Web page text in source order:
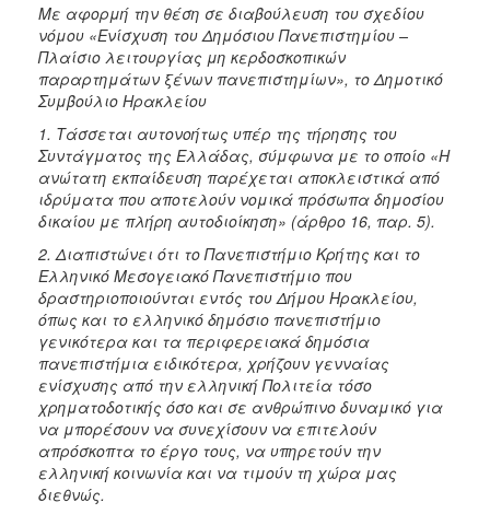
Με αφορμή την θέση σε διαβούλευση του σχεδίου
νόμου «Ενίσχυση του Δημόσιου Πανεπιστημίου –
Πλαίσιο λειτουργίας μη κερδοσκοπικών
παραρτημάτων ξένων πανεπιστημίων», το Δημοτικό
Συμβούλιο Ηρακλείου
1. Τάσσεται αυτονοήτως υπέρ της τήρησης του
Συντάγματος της Ελλάδας, σύμφωνα με το οποίο «H
ανώτατη εκπαίδευση παρέχεται αποκλειστικά από
ιδρύματα που αποτελούν νομικά πρόσωπα δημοσίου
δικαίου με πλήρη αυτοδιοίκηση» (άρθρο 16, παρ. 5).
2. Διαπιστώνει ότι το Πανεπιστήμιο Κρήτης και το
Ελληνικό Μεσογειακό Πανεπιστήμιο που
δραστηριοποιούνται εντός του Δήμου Ηρακλείου,
όπως και το ελληνικό δημόσιο πανεπιστήμιο
γενικότερα και τα περιφερειακά δημόσια
πανεπιστήμια ειδικότερα, χρήζουν γενναίας
ενίσχυσης από την ελληνική Πολιτεία τόσο
χρηματοδοτικής όσο και σε ανθρώπινο δυναμικό για
να μπορέσουν να συνεχίσουν να επιτελούν
απρόσκοπτα το έργο τους, να υπηρετούν την
ελληνική κοινωνία και να τιμούν τη χώρα μας
διεθνώς.